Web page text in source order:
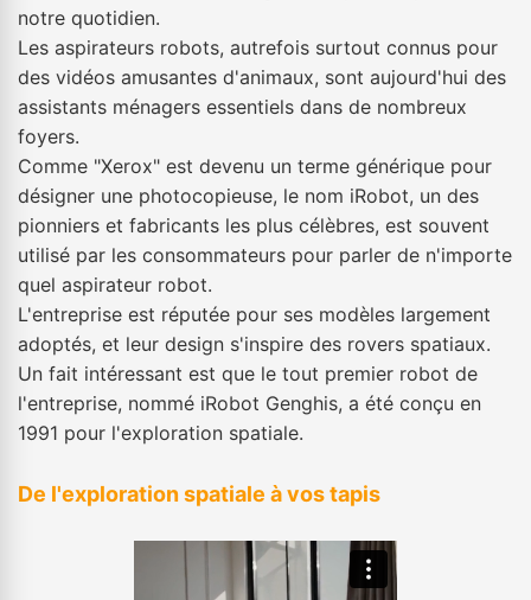
notre quotidien.
Les aspirateurs robots, autrefois surtout connus pour
des vidéos amusantes d'animaux, sont aujourd'hui des
assistants ménagers essentiels dans de nombreux
foyers.
Comme "Xerox" est devenu un terme générique pour
désigner une photocopieuse, le nom iRobot, un des
pionniers et fabricants les plus célèbres, est souvent
utilisé par les consommateurs pour parler de n'importe
quel aspirateur robot.
L'entreprise est réputée pour ses modèles largement
adoptés, et leur design s'inspire des rovers spatiaux.
Un fait intéressant est que le tout premier robot de
l'entreprise, nommé iRobot Genghis, a été conçu en
1991 pour l'exploration spatiale.
De l'exploration spatiale à vos tapis